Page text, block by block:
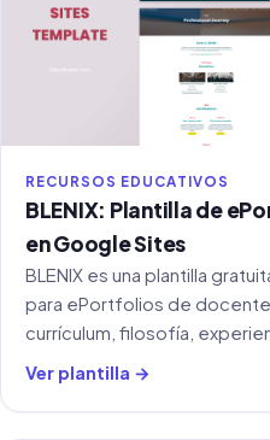
RECURSOS EDUCATIVOS
BLENIX: Plantilla de
en Google Sites
BLENIX es una plantilla
para ePortfolios de
currículum, filosofía,
tecnológicas y gestión del
Ver plantilla →